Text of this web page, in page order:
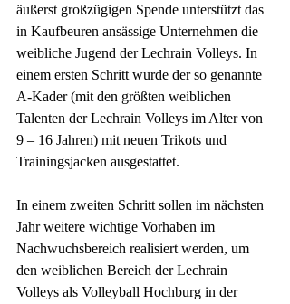
äußerst großzügigen Spende unterstützt das
in Kaufbeuren ansässige Unternehmen die
weibliche Jugend der Lechrain Volleys. In
einem ersten Schritt wurde der so genannte
A-Kader (mit den größten weiblichen
Talenten der Lechrain Volleys im Alter von
9 – 16 Jahren) mit neuen Trikots und
Trainingsjacken ausgestattet.
In einem zweiten Schritt sollen im nächsten
Jahr weitere wichtige Vorhaben im
Nachwuchsbereich realisiert werden, um
den weiblichen Bereich der Lechrain
Volleys als Volleyball Hochburg in der